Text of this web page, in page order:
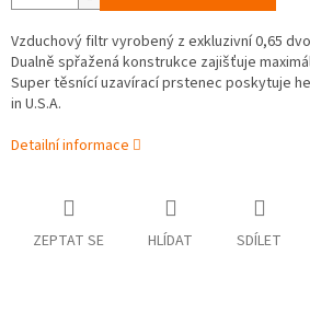
Vzduchový filtr vyrobený z exkluzivní 0,65
Dualně spřažená konstrukce zajišťuje
Super těsnící uzavírací prstenec poskytuje
in U.S.A.
Detailní informace
ZEPTAT SE HLÍDAT SDÍLET